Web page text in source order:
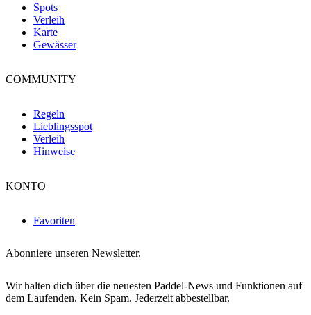
Spots
Verleih
Karte
Gewässer
COMMUNITY
Regeln
Lieblingsspot
Verleih
Hinweise
KONTO
Favoriten
Abonniere unseren Newsletter.
Wir halten dich über die neuesten Paddel-News und Funktionen auf
dem Laufenden. Kein Spam. Jederzeit abbestellbar.